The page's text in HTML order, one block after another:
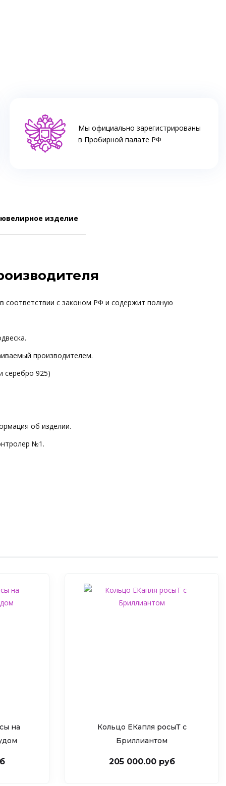
Мы официально зарегистрированы
в Пробирной палате РФ
изделие
соответствии с законом РФ и содержит полную
производителем.
серебро 925)
об изделии.
№1.
на
Кольцо ЕКапля росыТ c
Бриллиантом
205 000.00 руб